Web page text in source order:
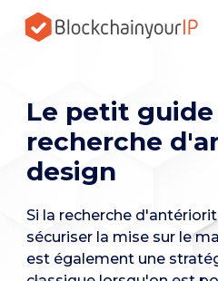
Le petit guide
recherche
design
Si la recherche
sécuriser la mise sur le
est également une